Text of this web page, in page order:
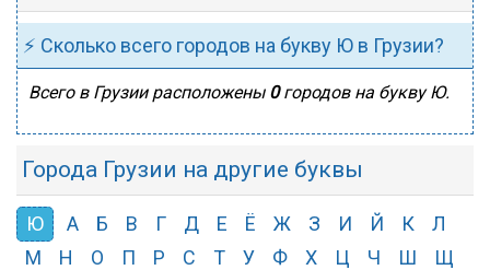
⚡ Сколько всего городов на букву Ю в Грузии?
Всего в Грузии расположены 0городов на букву Ю.
Города Грузии на другие буквы
Ю А Б В Г Д Е Ё Ж З И Й К
Л
М
Н О П Р С Т У Ф Х Ц Ч Ш
Щ